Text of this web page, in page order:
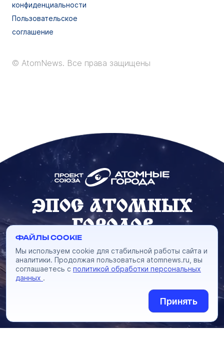
конфиденциальности
Пользовательское
соглашение
© AtomNews. Все права защищены
ЭПОС АТОМНЫХ
ГОРОДОВ
Сериал-антология о городах
атомной отрасли России
ФАЙЛЫ COOKIE
Мы используем cookie для стабильной работы сайта и
аналитики. Продолжая пользоваться atomnews.ru, вы
соглашаетесь с политикой обработки персональных
данных .
Принять